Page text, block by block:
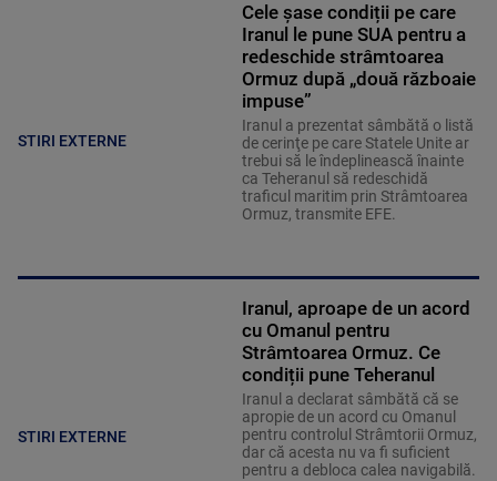
STIRI EXTERNE
Cele șase condiții pe care
Iranul le pune SUA pentru a
redeschide strâmtoarea
Ormuz după „două războaie
impuse”
Iranul a prezentat sâmbătă o listă
de cerinţe pe care Statele Unite ar
trebui să le îndeplinească înainte
ca Teheranul să redeschidă
traficul maritim prin Strâmtoarea
Ormuz, transmite EFE.
STIRI EXTERNE
Iranul, aproape de un acord
cu Omanul pentru
Strâmtoarea Ormuz. Ce
condiții pune Teheranul
Iranul a declarat sâmbătă că se
apropie de un acord cu Omanul
pentru controlul Strâmtorii Ormuz,
dar că acesta nu va fi suficient
pentru a debloca calea navigabilă.